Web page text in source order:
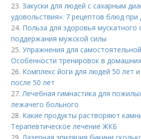
23.Закуски для людей с сахарным
удовольствия»: 7 рецептов блюд при
24. Польза для здоровья мускатного
поддержания мужской силы
25.Упражнения для
Особенности тренировок в
26. Комплекс йоги для людей 50 лет
после 50 лет
27.Лечебная гимнастика для
лежачего больного
28. Какие продукты растворяют
Терапевтическое лечение ЖКБ